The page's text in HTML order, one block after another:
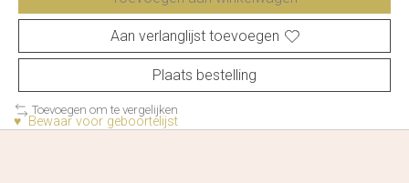
Aan verlanglijst toevoegen
Plaats bestelling
Toevoegen om te vergelijken
♥ Bewaar voor geboortelijst